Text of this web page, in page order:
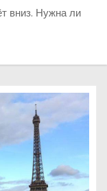
вниз. Нужна ли